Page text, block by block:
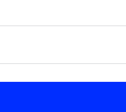
Motorola Moto
Motorola Moto G200
Motorola Moto G35